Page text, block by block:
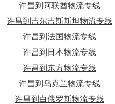
许昌到阿联酋物流专线
许昌到吉尔吉斯斯坦物流专线
许昌到法国物流专线
许昌到日本物流专线
许昌到东方物流专线
许昌到乌克兰物流专线
许昌到白俄罗斯物流专线